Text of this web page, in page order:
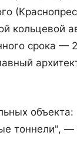
кольцевой
срока —
тоннели",